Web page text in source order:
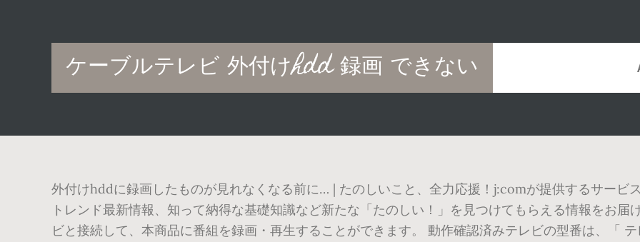
ケーブルテレビ 外付けhdd 録画 できない
Main
navigation
外付けhddに録画したものが見れなくなる前に… | たのしいこと、全力応援！j:comが提供するサービ
トレンド最新情報、知って納得な基礎知識など新たな「たのしい！」を見つけてもらえる情報をお
ビと接続して、本商品に番組を録画・再生することができます。 動作確認済みテレビの型番は、「